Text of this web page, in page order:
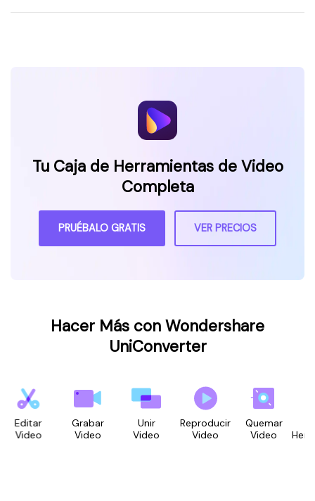
Tu Caja de Herramientas de Video
Completa
PRUÉBALO GRATIS VER PRECIOS
Hacer Más con Wondershare
UniConverter
Editar
Video
Grabar
Video
Unir
Video
Reproducir
Video
Quemar
Video